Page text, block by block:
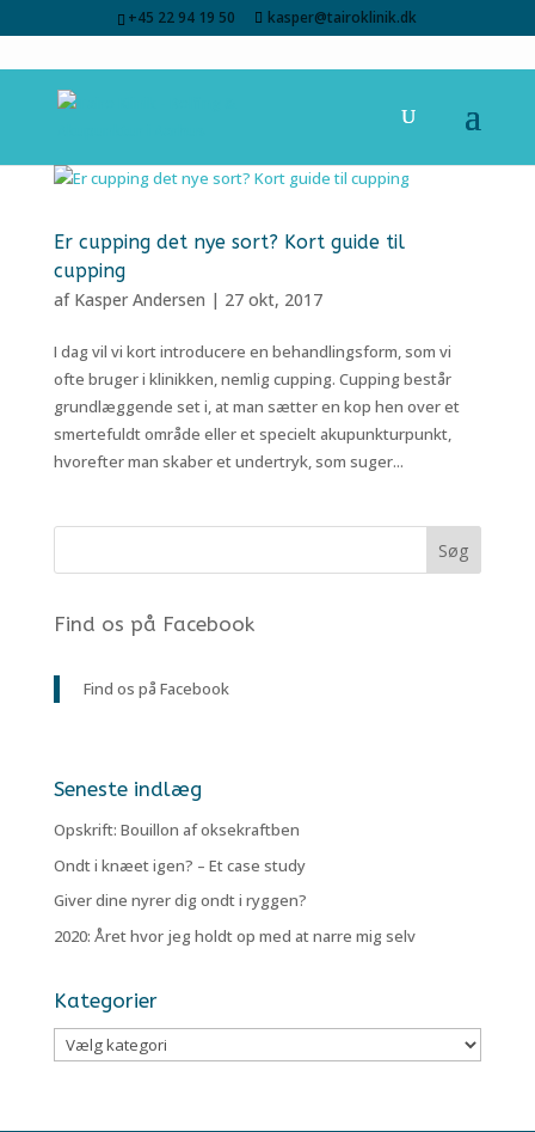
+45 22 94 19 50 kasper@tairoklinik.dk
Er cupping det nye sort? Kort guide til
cupping
af Kasper Andersen | 27 okt, 2017
I dag vil vi kort introducere en behandlingsform, som vi
ofte bruger i klinikken, nemlig cupping. Cupping består
grundlæggende set i, at man sætter en kop hen over et
smertefuldt område eller et specielt akupunkturpunkt,
hvorefter man skaber et undertryk, som suger...
Find os på Facebook
Find os på Facebook
Seneste indlæg
Opskrift: Bouillon af oksekraftben
Ondt i knæet igen? – Et case study
Giver dine nyrer dig ondt i ryggen?
2020: Året hvor jeg holdt op med at narre mig selv
Kategorier
Kategorier